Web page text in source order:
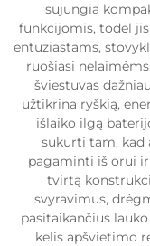
sujungia
funkcijomis, todėl
entuziastams,
ruošiasi
šviestuvas
užtikrina ryškią,
išlaiko ilgą
sukurti tam, kad
pagaminti iš orui
tvirtą
svyravimus,
pasitaikančius
kelis apšvietimo